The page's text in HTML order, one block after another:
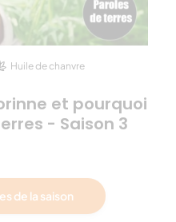
Huile de chanvre
et pourquoi
- Saison 3
de la saison